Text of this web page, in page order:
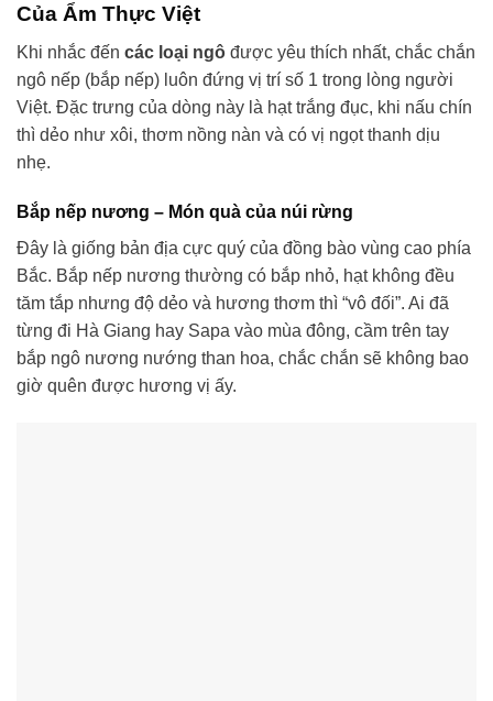
Của Ẩm Thực Việt
Khi nhắc đến các loại ngô được yêu thích nhất, chắc chắn
ngô nếp (bắp nếp) luôn đứng vị trí số 1 trong lòng người
Việt. Đặc trưng của dòng này là hạt trắng đục, khi nấu chín
thì dẻo như xôi, thơm nồng nàn và có vị ngọt thanh dịu
nhẹ.
Bắp nếp nương – Món quà của núi rừng
Đây là giống bản địa cực quý của đồng bào vùng cao phía
Bắc. Bắp nếp nương thường có bắp nhỏ, hạt không đều
tăm tắp nhưng độ dẻo và hương thơm thì “vô đối”. Ai đã
từng đi Hà Giang hay Sapa vào mùa đông, cầm trên tay
bắp ngô nương nướng than hoa, chắc chắn sẽ không bao
giờ quên được hương vị ấy.